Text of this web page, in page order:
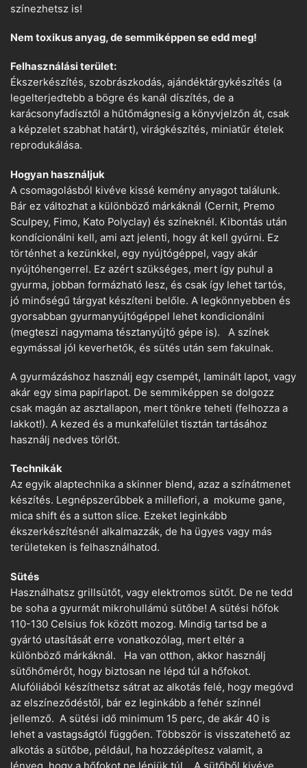
színezhetsz is!
Nem toxikus anyag, de semmiképpen se edd meg!
Felhasználási terület:
Ékszerkészítés, szobrászkodás, ajándéktárgykészítés (a
legelterjedtebb a bögre és kanál díszítés, de a
karácsonyfadísztől a hűtőmágnesig a könyvjelzőn át, csak
a képzelet szabhat határt), virágkészítés, miniatűr ételek
reprodukálása.
Hogyan használjuk
A csomagolásból kivéve kissé kemény anyagot találunk.
Bár ez változhat a különböző márkáknál (Cernit, Premo
Sculpey, Fimo, Kato Polyclay) és színeknél. Kibontás után
kondícionálni kell, ami azt jelenti, hogy át kell gyúrni. Ez
történhet a kezünkkel, egy nyújtógéppel, vagy akár
nyújtóhengerrel. Ez azért szükséges, mert így puhul a
gyurma, jobban formázható lesz, és csak így lehet tartós,
jó minőségű tárgyat készíteni belőle. A legkönnyebben és
gyorsabban gyurmanyújtógéppel lehet kondicionálni
(megteszi nagymama tésztanyújtó gépe is). A színek
egymással jól keverhetők, és sütés után sem fakulnak.
A gyurmázáshoz használj egy csempét, laminált lapot, vagy
akár egy sima papírlapot. De semmiképpen se dolgozz
csak magán az asztallapon, mert tönkre teheti (felhozza a
lakkot!). A kezed és a munkafelület tisztán tartásához
használj nedves törlőt.
Technikák
Az egyik alaptechnika a skinner blend, azaz a színátmenet
készítés. Legnépszerűbbek a millefiori, a mokume gane,
mica shift és a sutton slice. Ezeket leginkább
ékszerkészítésnél alkalmazzák, de ha ügyes vagy más
területeken is felhasználhatod.
Sütés
Használhatsz grillsütőt, vagy elektromos sütőt. De ne tedd
be soha a gyurmát mikrohullámú sütőbe! A sütési hőfok
110-130 Celsius fok között mozog. Mindig tartsd be a
gyártó utasítását erre vonatkozólag, mert eltér a
különböző márkáknál. Ha van otthon, akkor használj
sütőhőmérőt, hogy biztosan ne lépd túl a hőfokot.
Alufóliából készíthetsz sátrat az alkotás felé, hogy megóvd
az elszíneződéstől, bár ez leginkább a fehér színnél
jellemző. A sütési idő minimum 15 perc, de akár 40 is
lehet a vastagságtól függően. Többször is visszatehető az
alkotás a sütőbe, például, ha hozzáépítesz valamit, a